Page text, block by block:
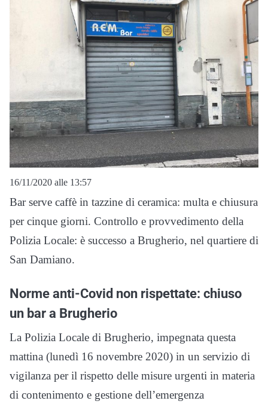
16/11/2020 alle 13:57
Bar serve caffè in tazzine di ceramica: multa e chiusura
per cinque giorni. Controllo e provvedimento della
Polizia Locale: è successo a Brugherio, nel quartiere di
San Damiano.
Norme anti-Covid non rispettate: chiuso
un bar a Brugherio
La Polizia Locale di Brugherio, impegnata questa
mattina (lunedì 16 novembre 2020) in un servizio di
vigilanza per il rispetto delle misure urgenti in materia
di contenimento e gestione dell’emergenza